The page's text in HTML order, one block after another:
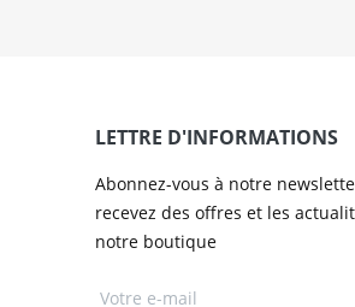
LETTRE D'INFORMATIONS
Abonnez-vous à notre
recevez des offres et les
notre boutique